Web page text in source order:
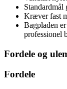
Kræver fast
Bagpladen
professionel
Fordele og
Fordele